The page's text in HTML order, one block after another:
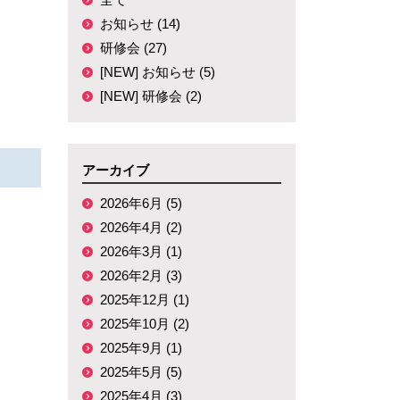
お知らせ (14)
研修会 (27)
[NEW] お知らせ (5)
[NEW] 研修会 (2)
アーカイブ
2026年6月 (5)
2026年4月 (2)
2026年3月 (1)
2026年2月 (3)
2025年12月 (1)
2025年10月 (2)
2025年9月 (1)
2025年5月 (5)
2025年4月 (3)